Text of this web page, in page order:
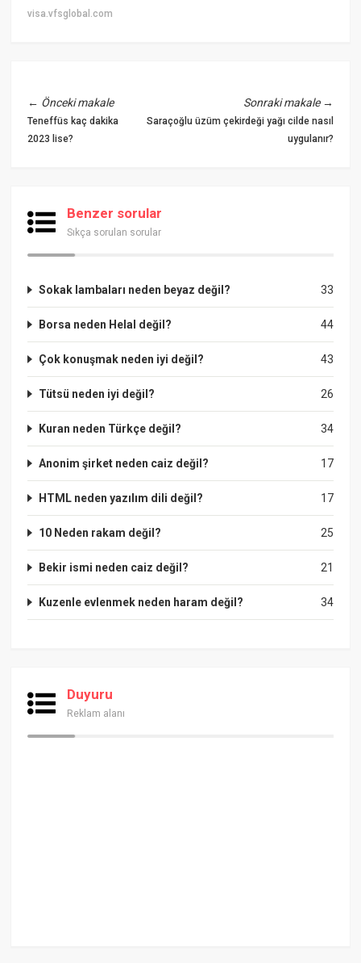
visa.vfsglobal.com
← Önceki makale
Teneffüs kaç dakika
2023 lise?
Sonraki makale→
Saraçoğlu üzüm çekirdeği yağı cilde nasıl
uygulanır?
Benzer sorular
Sıkça sorulan sorular
33
Sokak lambaları neden beyaz değil?
44
Borsa neden Helal değil?
43
Çok konuşmak neden iyi değil?
26
Tütsü neden iyi değil?
34
Kuran neden Türkçe değil?
17
Anonim şirket neden caiz değil?
17
HTML neden yazılım dili değil?
25
10 Neden rakam değil?
21
Bekir ismi neden caiz değil?
34
Kuzenle evlenmek neden haram değil?
Duyuru
Reklam alanı